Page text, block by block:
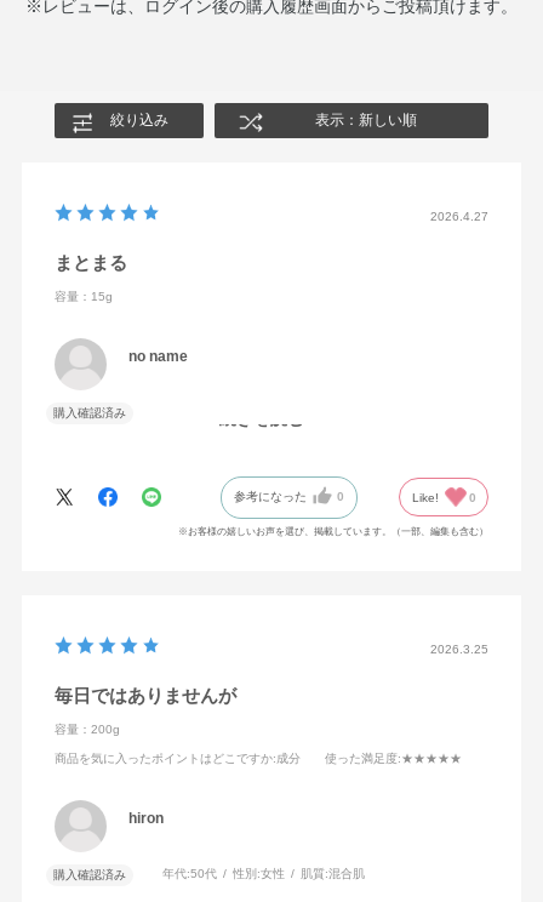
※レビューは、ログイン後の購入履歴画面からご投稿頂けます。
絞り込み 表示：新しい順
2026.4.27
まとまる
容量：15g
no name
購入確認済み
参考になった 0 Like! 0
※お客様の嬉しいお声を選び、掲載しています。（一部、編集も含む）
2026.3.25
毎日ではありませんが
容量：200g
商品を気に入ったポイントはどこですか:成分 使った満足度:★★★★★
hiron
購入確認済み 年代:50代 性別:女性 肌質:混合肌